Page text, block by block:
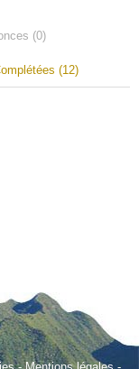
(0)
(12)